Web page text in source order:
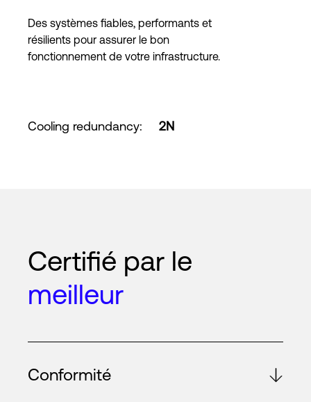
Des systèmes fiables, performants et
résilients pour assurer le bon
fonctionnement de votre infrastructure.
Cooling redundancy: 2N
Certifié par le
meilleur
Conformité